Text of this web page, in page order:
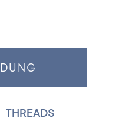
THREADS